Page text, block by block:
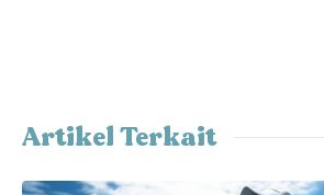
Artikel Terkait